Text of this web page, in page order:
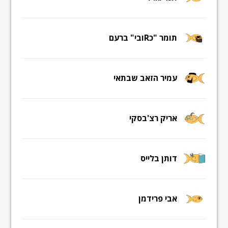
תומר "כRובי" ברעם
עמיר הזאב שבתאי
אריק רצ'בסקי
דותן בלייס
אבי פרידמן